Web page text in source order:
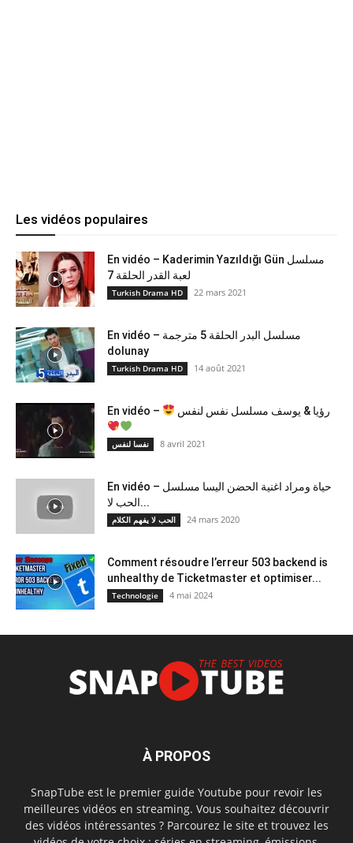
Les vidéos populaires
En vidéo – Kaderimin Yazıldığı Gün مسلسل
لعبة القدر الحلقة 7
Turkish Drama HD 22 mars 2021
En vidéo – مسلسل البدر الحلقة 5 مترجمة
dolunay
Turkish Drama HD 14 août 2021
En vidéo – رؤيا & يوسف مسلسل نفس لنفس
نفسا لنفس 8 avril 2021
En vidéo – حياة ومراد اغنية الحضن اليسا مسلسل
الحب لا...
الحب لا يفهم الكلام 24 mars 2020
Comment résoudre l’erreur 503 backend is
unhealthy de Ticketmaster et optimiser...
Technologie 4 mai 2024
À PROPOS
SnapTube est le premier guide Youtube pour revoir les
meilleures vidéos en streaming. Vous souhaitez découvrir
des vidéos intéressantes ? Parcourez le site et trouvez les